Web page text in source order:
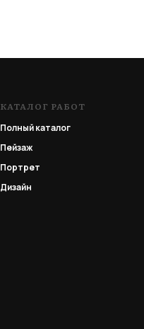
КАТАЛОГ РАБОТ
Полный каталог
Пейзаж
Портрет
Дизайн